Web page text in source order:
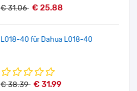
€ 31.06 € 25.88
L018-40 für Dahua L018-40
€ 38.39 € 31.99